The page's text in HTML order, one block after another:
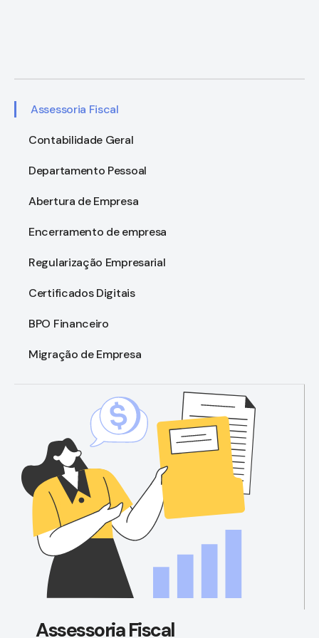
Assessoria Fiscal
Contabilidade Geral
Departamento Pessoal
Abertura de Empresa
Encerramento de empresa
Regularização Empresarial
Certificados Digitais
BPO Financeiro
Migração de Empresa
Assessoria Fiscal